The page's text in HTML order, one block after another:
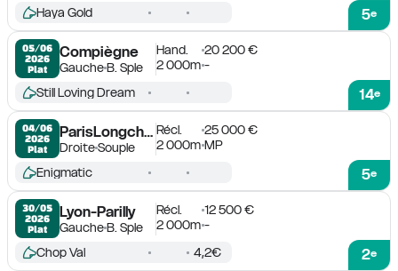
5e
Haya Gold
05/06
2026
Plat
Compiègne
GaucheB. Sple
Hand.
20 200 €
2 000m -
14e
Still Loving Dream
04/06
2026
Plat
ParisLongchamp
DroiteSouple
Récl.
25 000 €
2 000m MP
5e
Enigmatic
30/05
2026
Plat
Lyon-Parilly
GaucheB. Sple
Récl.
12 500 €
2 000m -
2e
Chop Val 4,2€